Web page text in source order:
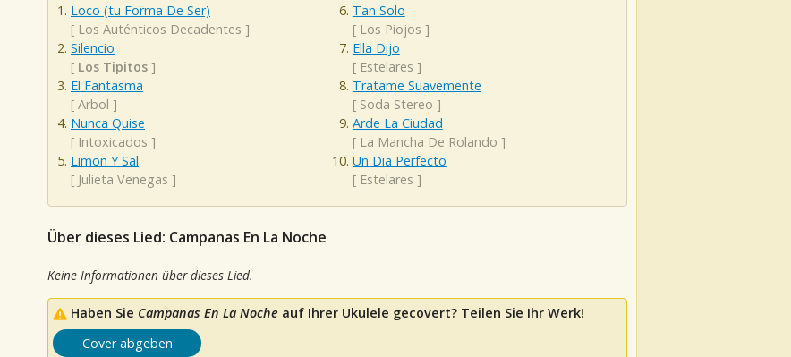
Loco (tu Forma De Ser)
[ Los Auténticos Decadentes ]
Silencio
[ Los Tipitos ]
El Fantasma
[ Arbol ]
Nunca Quise
[ Intoxicados ]
Limon Y Sal
[ Julieta Venegas ]
Tan Solo
[ Los Piojos ]
Ella Dijo
[ Estelares ]
Tratame Suavemente
[ Soda Stereo ]
Arde La Ciudad
[ La Mancha De Rolando ]
Un Dia Perfecto
[ Estelares ]
Über dieses Lied: Campanas En La Noche
Keine Informationen über dieses Lied.
Haben Sie Campanas En La Noche auf Ihrer Ukulele gecovert? Teilen Sie Ihr Werk!
Cover abgeben